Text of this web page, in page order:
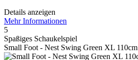
Details anzeigen
Mehr Informationen
5
Spaßiges Schaukelspiel
Small Foot - Nest Swing Green XL 110cm